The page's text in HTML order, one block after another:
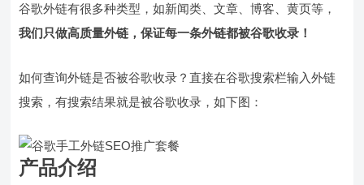
谷歌外链有很多种类型，如新闻类、文章、博客、黄页等，
我们只做高质量外链，保证每一条外链都被谷歌收录！
如何查询外链是否被谷歌收录？直接在谷歌搜索栏输入外链
搜索，有搜索结果就是被谷歌收录，如下图：
产品介绍